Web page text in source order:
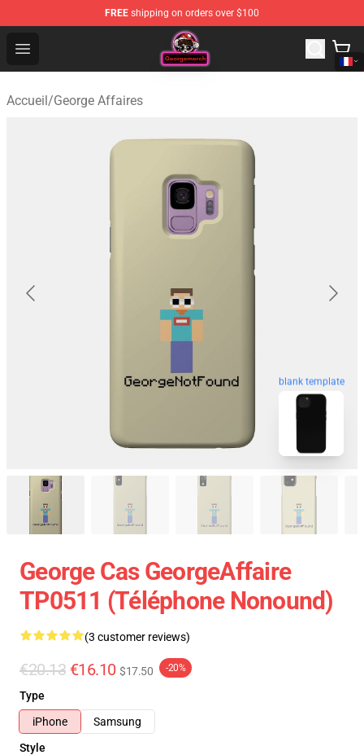
FREE shipping on orders over $100
Open menu
George Store - Official George Merchandise Shop
Accueil/George Affaires
blank template
George Cas GeorgeAffaire
TP0511 (téléphone Nonound)
(3 customer reviews)
€20.13 €16.10 $17.50 -20%
Type
iPhone
Samsung
Style